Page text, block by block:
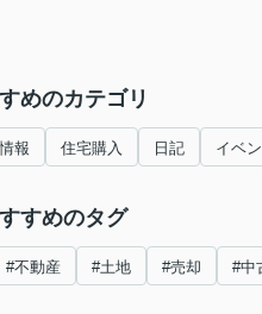
めのカテゴリ
報 住宅購入 日記 イベ
すめのタグ
#不動産 #土地 #売却 #中